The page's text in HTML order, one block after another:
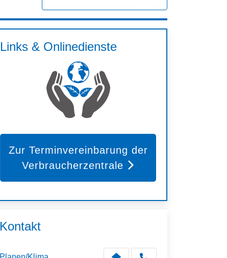
Links & Onlinedienste
Zur Terminvereinbarung der
Verbraucherzentrale
Kontakt